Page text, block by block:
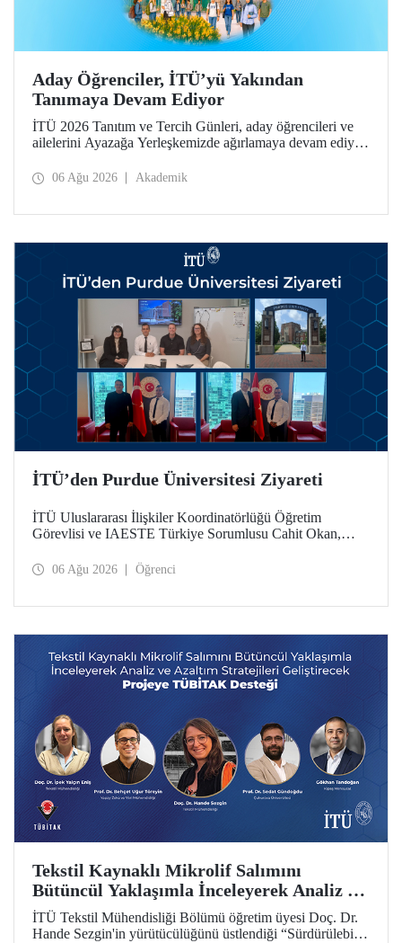
Aday Öğrenciler, İTÜ’yü Yakından
Tanımaya Devam Ediyor
İTÜ 2026 Tanıtım ve Tercih Günleri, aday öğrencileri ve
ailelerini Ayazağa Yerleşkemizde ağırlamaya devam ediyor.
ilgili fakülte ve birimler adaylara bilgi vermeye devam
06 Ağu 2026 Akademik
İTÜ’den Purdue Üniversitesi Ziyareti
İTÜ Uluslararası İlişkiler Koordinatörlüğü Öğretim
Görevlisi ve IAESTE Türkiye Sorumlusu Cahit Okan,
Temmuz tarihlerinde ABD’de dünyanın önde gelen
06 Ağu 2026 Öğrenci
Tekstil Kaynaklı Mikrolif Salımını
Bütüncül Yaklaşımla İnceleyerek Analiz ve
Azaltım Stratejileri Geliştirecek Projeye
TÜBİTAK Desteği
İTÜ Tekstil Mühendisliği Bölümü öğretim üyesi Doç. Dr.
Hande Sezgin'in yürütücülüğünü üstlendiği “Sürdürülebilir